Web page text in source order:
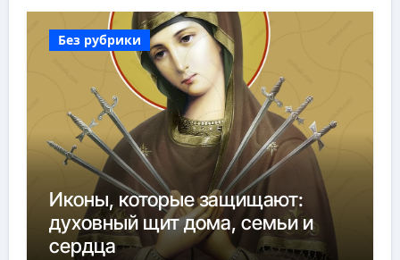
Без рубрики
Иконы, которые защищают:
духовный щит дома, семьи и
сердца